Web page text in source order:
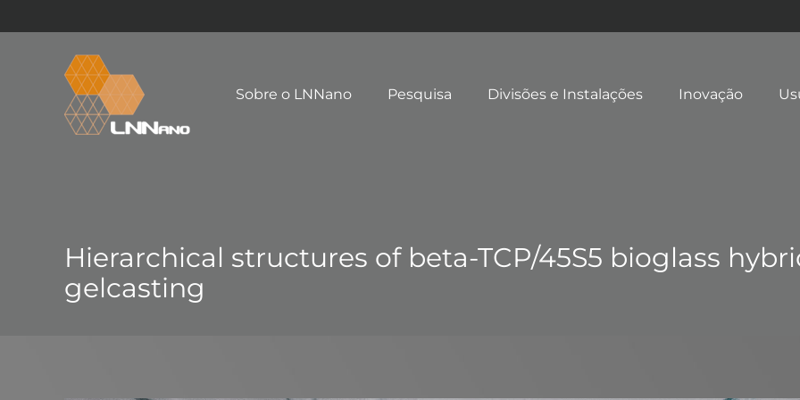
Sobre o LNNano Pesquisa Divisões e Instalações Inovação
Hierarchical structures of beta-TCP/45S5 bioglass
gelcasting